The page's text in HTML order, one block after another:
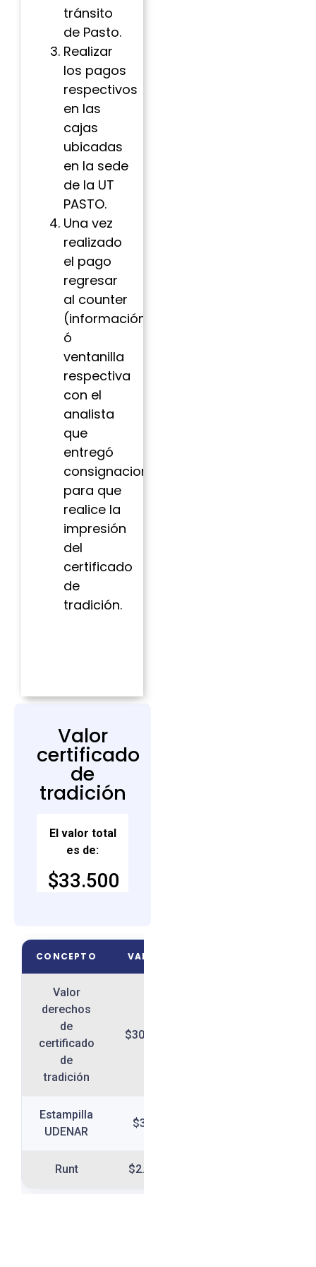
tránsito
de Pasto.
Realizar
los pagos
respectivos
en las
cajas
ubicadas
en la sede
de la UT
PASTO.
Una vez
realizado
el pago
regresar
al counter
(información)
ó
ventanilla
respectiva
con el
analista
que
entregó
consignaciones
para que
realice la
impresión
del
certificado
de
tradición.
Valor
certificado
de
tradición
El valor total
es de:
$33.500
CONCEPTO VALOR
Valor
derechos
de
certificado
de
tradición
$30.800
Estampilla
UDENAR
$300
Runt $2.400